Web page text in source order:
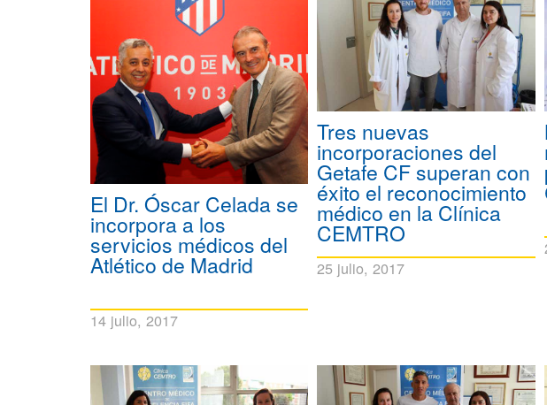
El Dr. Óscar Celada se
incorpora a los
servicios médicos del
Atlético de Madrid
14 julio, 2017
Tres nuevas
incorporaciones del
Getafe CF superan con
éxito el reconocimiento
médico en la Clínica
CEMTRO
25 julio, 2017